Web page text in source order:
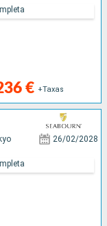
€ +Taxas
26/02/2028